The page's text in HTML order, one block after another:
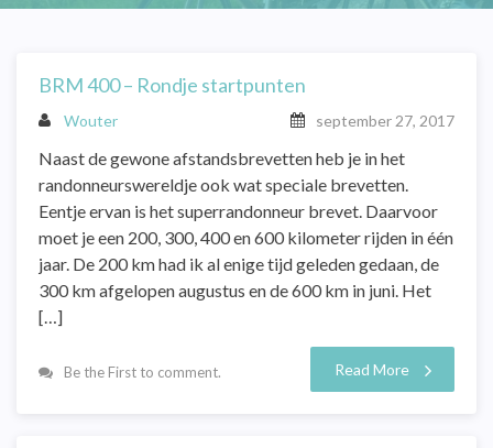
BRM 400 – Rondje startpunten
Wouter september 27, 2017
Naast de gewone afstandsbrevetten heb je in het
randonneurswereldje ook wat speciale brevetten.
Eentje ervan is het superrandonneur brevet. Daarvoor
moet je een 200, 300, 400 en 600 kilometer rijden in één
jaar. De 200 km had ik al enige tijd geleden gedaan, de
300 km afgelopen augustus en de 600 km in juni. Het
[…]
Be the First to comment. Read More